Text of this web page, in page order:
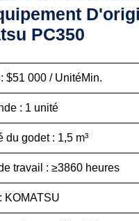
PC350
$51 000 / UnitéMin.
: 1 unité
du godet : 1,5 m³
travail : ≥3860 heures
KOMATSU